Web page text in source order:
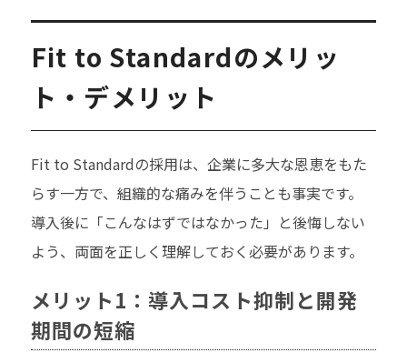
Fit to Standardのメリッ
ト・デメリット
Fit to Standardの採用は、企業に多大な恩恵をもた
らす一方で、組織的な痛みを伴うことも事実です。
導入後に「こんなはずではなかった」と後悔しない
よう、両面を正しく理解しておく必要があります。
メリット1：導入コスト抑制と開発
期間の短縮